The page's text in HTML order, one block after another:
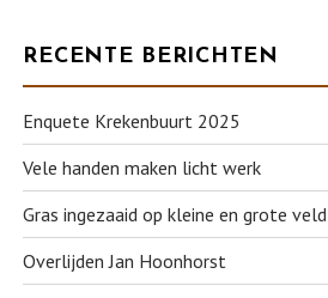
RECENTE BERICHTEN
Enquete Krekenbuurt 2025
Vele handen maken licht werk
Gras ingezaaid op kleine en grote veld
Overlijden Jan Hoonhorst